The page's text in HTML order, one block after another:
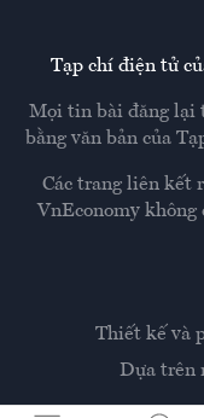
Thiết kế và
Dựa trên
Tạp chí điện tử
Mọi tin bài đăng lại
bằng văn bản của
Các trang liên kết
VnEconomy không